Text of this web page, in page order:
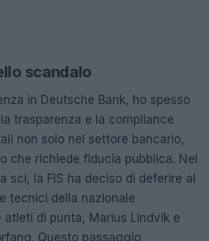
scandalo
in Deutsche Bank, ho spesso
trasparenza e la compliance
non solo nel settore bancario,
che richiede fiducia pubblica. Nel
sci, la FIS ha deciso di deferire al
tecnici della nazionale
atleti di punta, Marius Lindvik e
Questo passaggio